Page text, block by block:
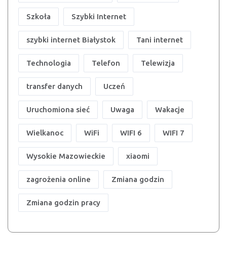
Szkoła Szybki Internet
szybki internet Białystok Tani internet
Technologia Telefon Telewizja
transfer danych Uczeń
Uruchomiona sieć Uwaga Wakacje
Wielkanoc WiFi WIFI 6 WIFI 7
Wysokie Mazowieckie xiaomi
zagrożenia online Zmiana godzin
Zmiana godzin pracy